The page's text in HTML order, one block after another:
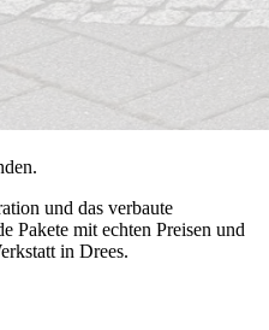
und das verbaute
Pakete mit echten Preisen und
in Drees.